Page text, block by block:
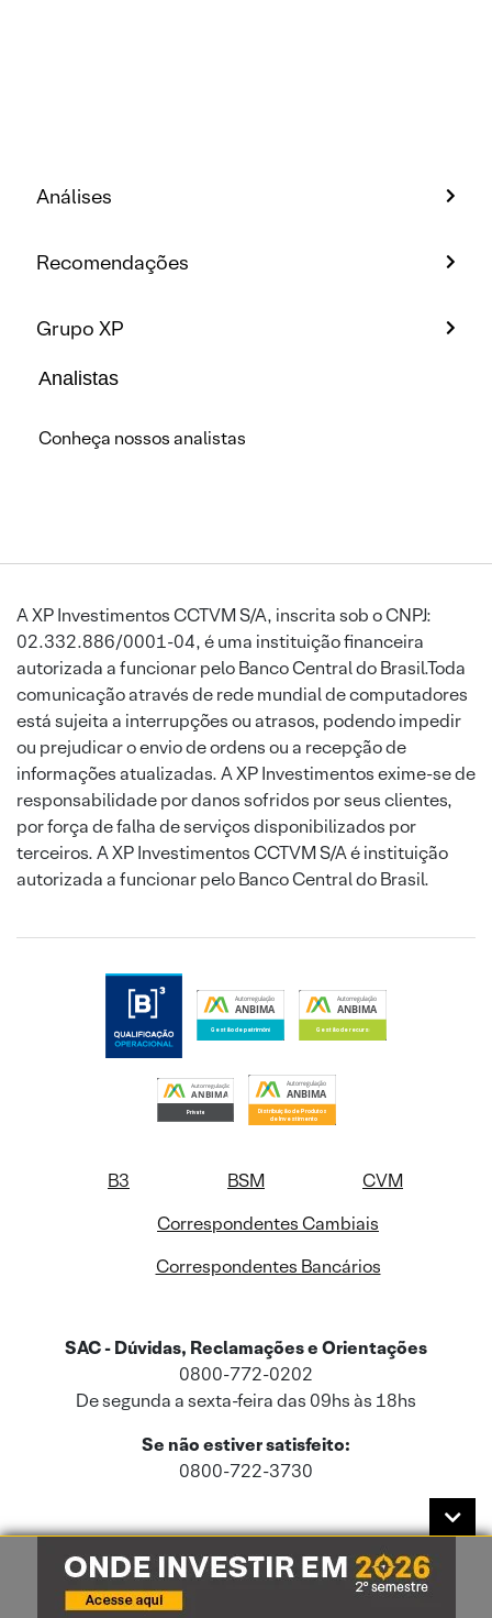
Análises
Recomendações
Grupo XP
Analistas
Conheça nossos analistas
A XP Investimentos CCTVM S/A, inscrita sob o CNPJ:
02.332.886/0001-04, é uma instituição financeira
autorizada a funcionar pelo Banco Central do Brasil.Toda
comunicação através de rede mundial de computadores
está sujeita a interrupções ou atrasos, podendo impedir
ou prejudicar o envio de ordens ou a recepção de
informações atualizadas. A XP Investimentos exime-se de
responsabilidade por danos sofridos por seus clientes,
por força de falha de serviços disponibilizados por
terceiros. A XP Investimentos CCTVM S/A é instituição
autorizada a funcionar pelo Banco Central do Brasil.
B3 BSM
CVM
Correspondentes Cambiais
Correspondentes Bancários
SAC - Dúvidas, Reclamações e Orientações
0800-772-0202
De segunda a sexta-feira das 09hs às 18hs
Se não estiver satisfeito:
0800-722-3730
Este site usa cookies e dados pessoais de acordo com a nossaPolítica de
Cookies
e a nossaPolítica de Privacidade.